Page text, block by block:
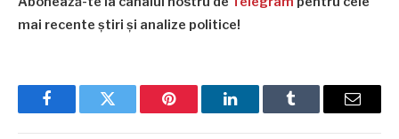
mai recente știri și analize politice!
FacebookTwitter Pinterest LinkedInTumblr Email